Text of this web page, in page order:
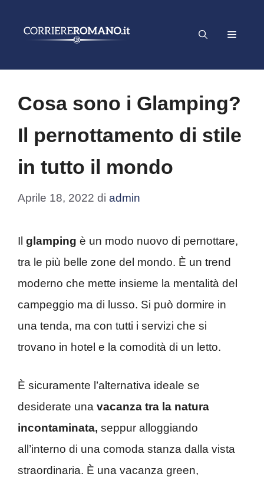
Menu
Cosa sono i Glamping?
Il pernottamento di stile
in tutto il mondo
Aprile 18, 2022 di admin
Il glamping è un modo nuovo di pernottare,
tra le più belle zone del mondo. È un trend
moderno che mette insieme la mentalità del
campeggio ma di lusso. Si può dormire in
una tenda, ma con tutti i servizi che si
trovano in hotel e la comodità di un letto.
È sicuramente l’alternativa ideale se
desiderate una vacanza tra la natura
incontaminata, seppur alloggiando
all’interno di una comoda stanza dalla vista
straordinaria. È una vacanza green,